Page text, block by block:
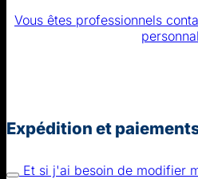
Vous êtes professionnels
Expédition et
Et si j'ai besoin de modifier